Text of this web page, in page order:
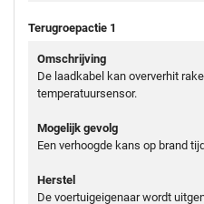
Terugroepactie 1
Omschrijving
De laadkabel kan oververhit
temperatuursensor.
Mogelijk gevolg
Een verhoogde kans op brand
Herstel
De voertuigeigenaar wordt